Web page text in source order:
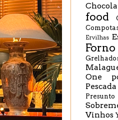
food
Ervilhas
Forno
One
Pescada
Presunto
Vinhos